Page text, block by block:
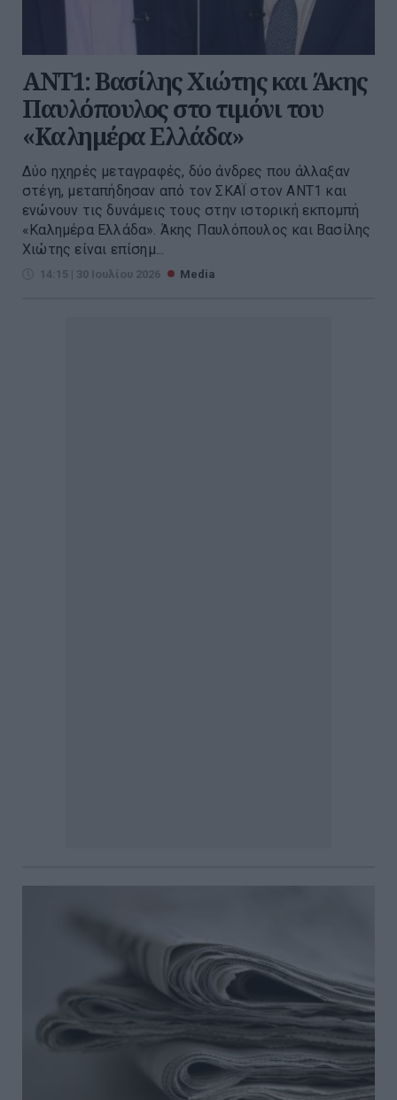
ΑΝΤ1: Βασίλης Χιώτης και Άκης
Παυλόπουλος στο τιμόνι του
«Καλημέρα Ελλάδα»
Δύο ηχηρές μεταγραφές, δύο άνδρες που άλλαξαν
στέγη, μεταπήδησαν από τον ΣΚΑΪ στον ΑΝΤ1 και
ενώνουν τις δυνάμεις τους στην ιστορική εκπομπή
«Καλημέρα Ελλάδα». Άκης Παυλόπουλος και Βασίλης
Χιώτης είναι επίσημ...
14:15 | 30 Ιουλίου 2026 Media